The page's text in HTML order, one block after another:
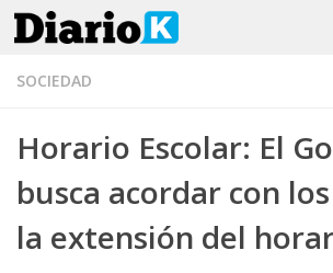
Saltar al contenido
SOCIEDAD
Horario Escolar: El
busca acordar con
la extensión del